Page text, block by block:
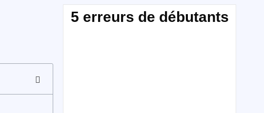
5 erreurs de débutants